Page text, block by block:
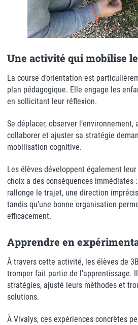
Une activité qui mobilise
La course d’orientation est
plan pédagogique. Elle engage les
en sollicitant leur réflexion.
Se déplacer, observer l’environnement,
collaborer et ajuster sa stratégie
mobilisation cognitive.
Les élèves développent également
choix a des conséquences immédiates
rallonge le trajet, une direction
tandis qu’une bonne organisation
efficacement.
Apprendre en
À travers cette activité, les élèves de
tromper fait partie de l’apprentissage.
stratégies, ajusté leurs méthodes et
solutions.
À Vivalys, ces expériences concrètes